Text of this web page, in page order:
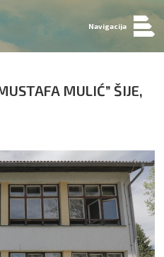
Navigacija
MULIĆ” ŠIJE,